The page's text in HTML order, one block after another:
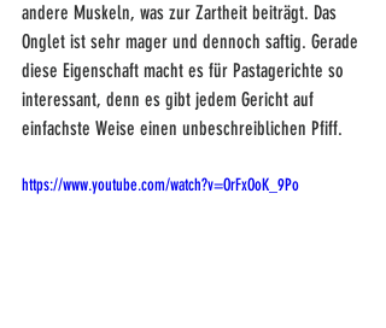
andere Muskeln, was zur Zartheit beiträgt. Das
Onglet ist sehr mager und dennoch saftig. Gerade
diese Eigenschaft macht es für Pastagerichte so
interessant, denn es gibt jedem Gericht auf
einfachste Weise einen unbeschreiblichen Pfiff.
https://www.youtube.com/watch?v=OrFxOoK_9Po